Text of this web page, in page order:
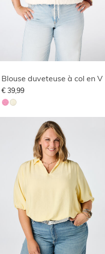
Blouse duveteuse à col en V
€ 39,99